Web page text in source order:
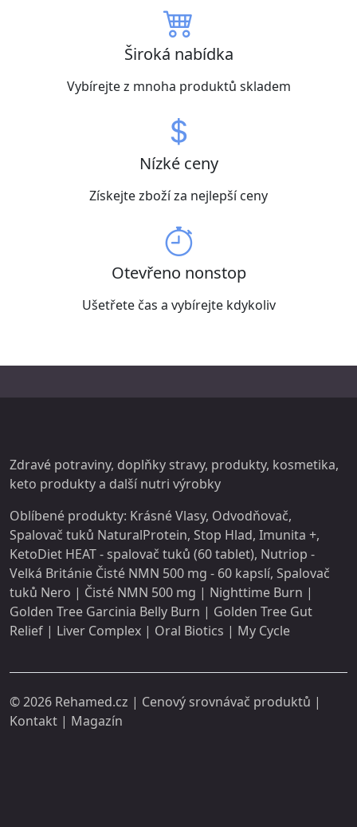
Široká nabídka
Vybírejte z mnoha produktů skladem
Nízké ceny
Získejte zboží za nejlepší ceny
Otevřeno nonstop
Ušetřete čas a vybírejte kdykoliv
Zdravé potraviny, doplňky stravy, produkty, kosmetika,
keto produkty a další nutri výrobky
Oblíbené produkty: Krásné Vlasy, Odvodňovač,
Spalovač tuků NaturalProtein, Stop Hlad, Imunita +,
KetoDiet HEAT - spalovač tuků (60 tablet), Nutriop -
Velká Británie Čisté NMN 500 mg - 60 kapslí, Spalovač
tuků Nero | Čisté NMN 500 mg | Nighttime Burn |
Golden Tree Garcinia Belly Burn | Golden Tree Gut
Relief | Liver Complex | Oral Biotics | My Cycle
© 2026 Rehamed.cz | Cenový srovnávač produktů |
Kontakt | Magazín